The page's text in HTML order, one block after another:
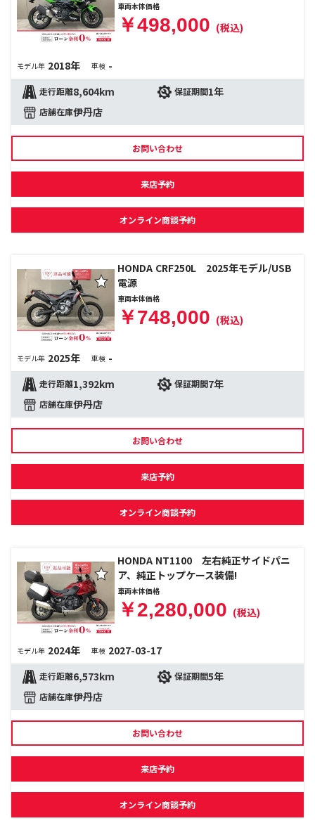
車両本体価格
￥498,000 (税込)
モデル年 2018年 車検 -
走行距離8,604km 保証期間1年
店舗在庫伊丹店
お問い合わせ
来店予約
オンライン商談予約
HONDA CRF250L 2025年モデル/USB
電源
車両本体価格
￥748,000 (税込)
モデル年 2025年 車検 -
走行距離1,392km 保証期間7年
店舗在庫伊丹店
お問い合わせ
来店予約
オンライン商談予約
HONDA NT1100 左右純正サイドパニ
ア、純正トップケース装備!
車両本体価格
￥2,280,000 (税込)
モデル年 2024年 車検 2027-03-17
走行距離6,573km 保証期間5年
店舗在庫伊丹店
お問い合わせ
来店予約
オンライン商談予約